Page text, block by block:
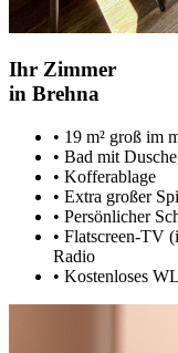
Ihr Zimmer
in Brehna
• 19 m² groß im
• Bad mit
• Kofferablage
• Extra großer
• Persönlicher
• Flatscreen-TV
Radio
• Kostenloses